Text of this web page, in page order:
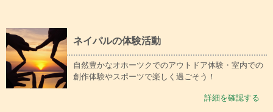
ネイパルの体験活動
自然豊かなオホーツクでのアウトドア体験・室内での
創作体験やスポーツで楽しく過ごそう！
詳細を確認する